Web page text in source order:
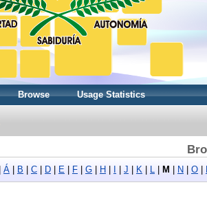
Browse Usage Statistics
Á B C D E F G H J K L M N O